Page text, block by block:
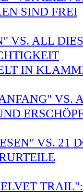
SIND FREI
VS. ALL
IN
VS.
VS. 21
TRAIL":